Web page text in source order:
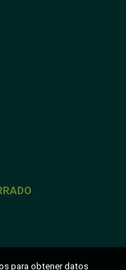
para obtener datos